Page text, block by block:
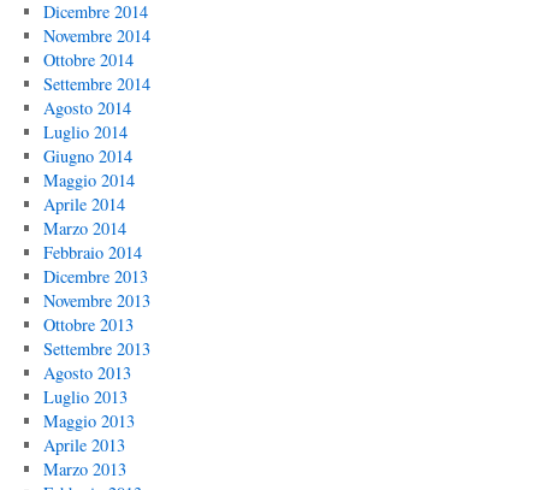
Dicembre 2014
Novembre 2014
Ottobre 2014
Settembre 2014
Agosto 2014
Luglio 2014
Giugno 2014
Maggio 2014
Aprile 2014
Marzo 2014
Febbraio 2014
Dicembre 2013
Novembre 2013
Ottobre 2013
Settembre 2013
Agosto 2013
Luglio 2013
Maggio 2013
Aprile 2013
Marzo 2013